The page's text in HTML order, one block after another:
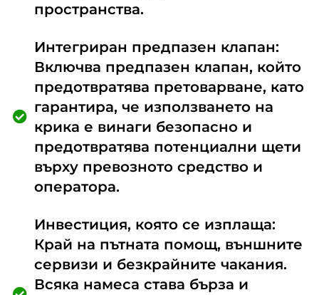
пространства.
Интегриран предпазен клапан:
Включва предпазен клапан, който
предотвратява претоварване, като
гарантира, че използването на
крика е винаги безопасно и
предотвратява потенциални щети
върху превозното средство и
оператора.
Инвестиция, която се изплаща:
Край на пътната помощ, външните
сервизи и безкрайните чакания.
Всяка намеса става бърза и